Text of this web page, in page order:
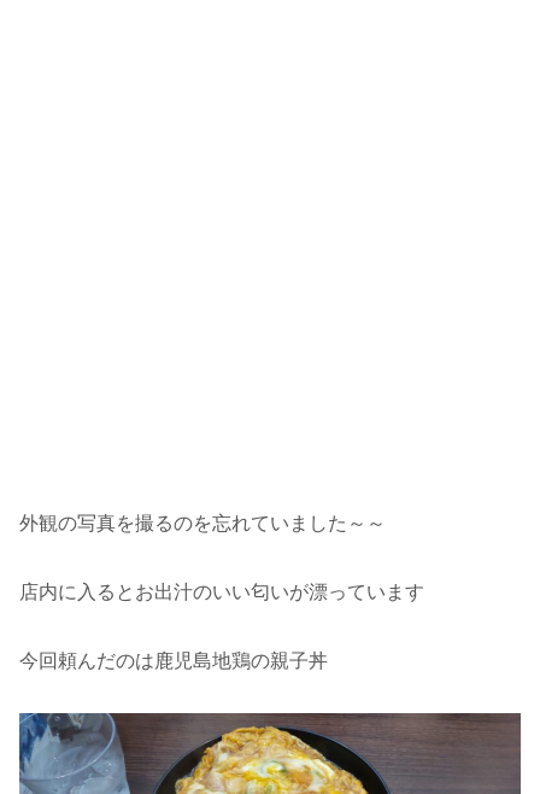
外観の写真を撮るのを忘れていました～～
店内に入るとお出汁のいい匂いが漂っています
今回頼んだのは鹿児島地鶏の親子丼